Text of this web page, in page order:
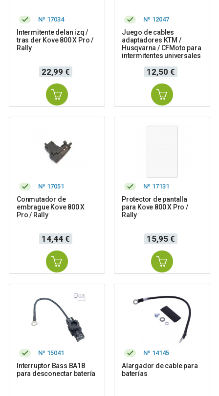
Nº 17034
Intermitente delan izq /
tras der Kove 800 X Pro /
Rally
Precio
22,99 €
Nº 12047
Juego de cables
adaptadores KTM /
Husqvarna / CFMoto para
intermitentes universales
Precio
12,50 €
Nº 17051
Conmutador de
embrague Kove 800 X
Pro / Rally
Precio
14,44 €
Nº 17131
Protector de pantalla
para Kove 800 X Pro /
Rally
Precio
15,95 €
Nº 15041
Interruptor Bass BA18
para desconectar batería
Nº 14145
Alargador de cable para
baterías